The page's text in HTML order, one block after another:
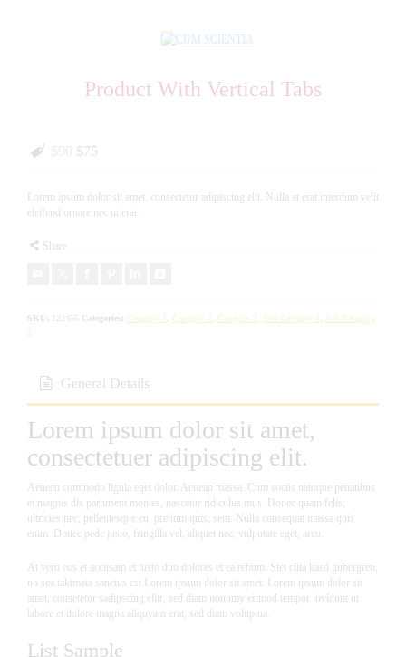
Product With Vertical Tabs
$75
Lorem ipsum dolor sit amet, consectetur adipiscing elit. Nulla at erat interdum velit
eleifend ornare nec ut erat.
Share
SKU: 123456 Categories: Category 1 Category 2 Category 3 Sub Category 1
Sub Category
2
General Details
Lorem ipsum dolor sit amet,
consectetuer adipiscing elit.
Aenean commodo ligula eget dolor. Aenean massa. Cum sociis natoque penatibus
et magnis dis parturient montes, nascetur ridiculus mus. Donec quam felis,
ultricies nec, pellentesque eu, pretium quis, sem. Nulla consequat massa quis
enim. Donec pede justo, fringilla vel, aliquet nec, vulputate eget, arcu.
At vero eos et accusam et justo duo dolores et ea rebum. Stet clita kasd gubergren,
no sea takimata sanctus est Lorem ipsum dolor sit amet. Lorem ipsum dolor sit
amet, consetetur sadipscing elitr, sed diam nonumy eirmod tempor invidunt ut
labore et dolore magna aliquyam erat, sed diam voluptua.
List Sample